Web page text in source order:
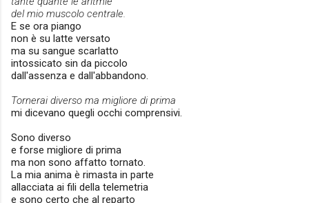
del mio muscolo centrale.
E se ora piango
non è su latte versato
ma su sangue scarlatto
intossicato sin da piccolo
dall'assenza e dall'abbandono.
Tornerai diverso ma migliore di prima
mi dicevano quegli occhi comprensivi.
Sono diverso
e forse migliore di prima
ma non sono affatto tornato.
La mia anima è rimasta in parte
allacciata ai fili della telemetria
e sono certo che al reparto